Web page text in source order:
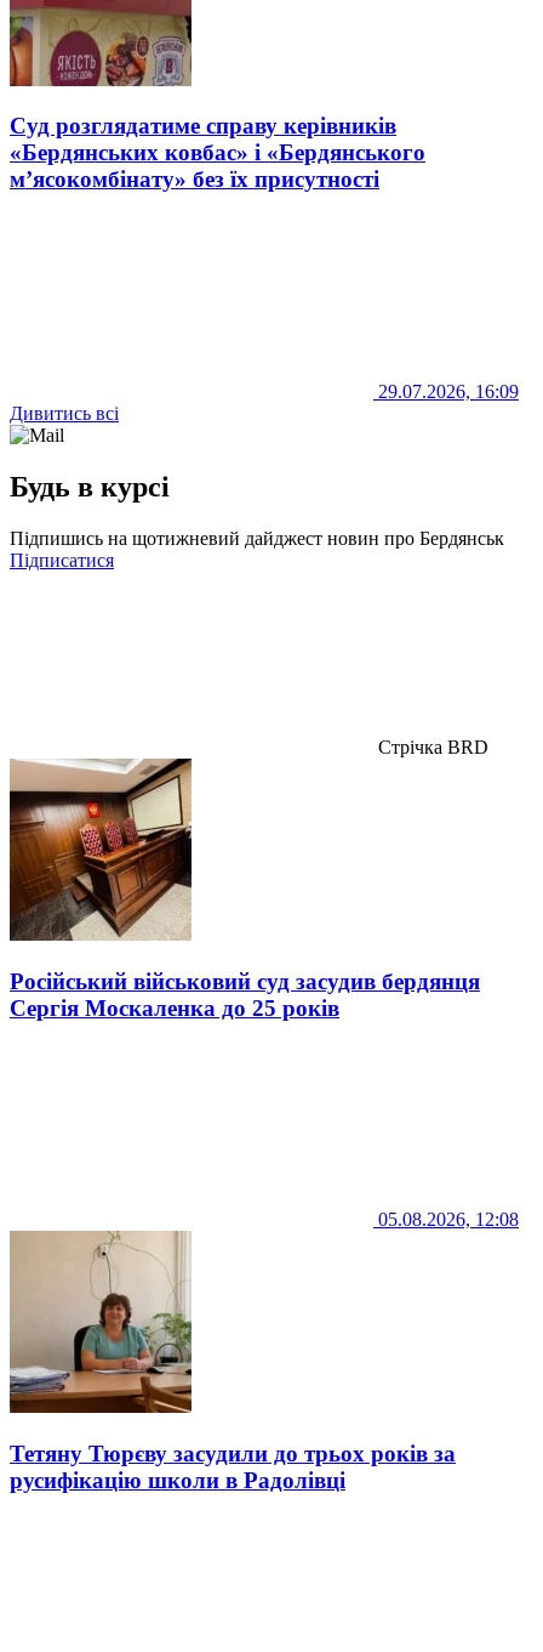
Суд розглядатиме справу керівників
«Бердянських ковбас» і «Бердянського
м’ясокомбінату» без їх присутності
29.07.2026, 16:09
Дивитись всі
Будь в курсі
Підпишись на щотижневий дайджест новин про Бердянськ
Підписатися
Стрічка BRD
Російський військовий суд засудив бердянця
Сергія Москаленка до 25 років
05.08.2026, 12:08
Тетяну Тюрєву засудили до трьох років за
русифікацію школи в Радолівці